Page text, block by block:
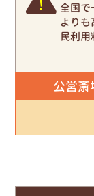
全国
より
民利用
公営斎